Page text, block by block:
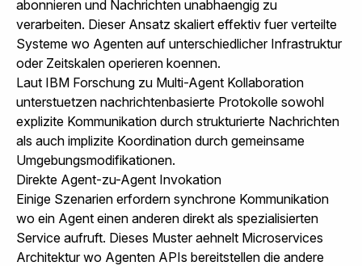
abonnieren und Nachrichten unabhaengig zu
verarbeiten. Dieser Ansatz skaliert effektiv fuer verteilte
Systeme wo Agenten auf unterschiedlicher Infrastruktur
oder Zeitskalen operieren koennen.
Laut IBM Forschung zu Multi-Agent Kollaboration
unterstuetzen nachrichtenbasierte Protokolle sowohl
explizite Kommunikation durch strukturierte Nachrichten
als auch implizite Koordination durch gemeinsame
Umgebungsmodifikationen.
Direkte Agent-zu-Agent Invokation
Einige Szenarien erfordern synchrone Kommunikation
wo ein Agent einen anderen direkt als spezialisierten
Service aufruft. Dieses Muster aehnelt Microservices
Architektur wo Agenten APIs bereitstellen die andere